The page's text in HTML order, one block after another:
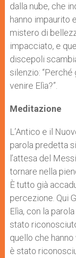
dalla nube, che
hanno impaurito
mistero di
impacciato, e
discepoli
silenzio:
venire Elìa?”.
Meditazione
L’Antico e il
parola predetta
l’attesa del
tornare nella
È tutto già
percezione. Qui
Elìa, con la
stato
quello che hanno
è stato